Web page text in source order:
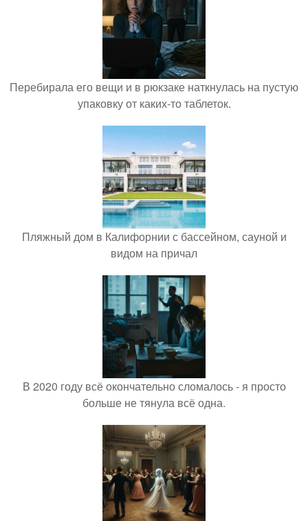
Перебирала его вещи и в рюкзаке наткнулась на пустую
упаковку от каких-то таблеток.
Пляжный дом в Калифорнии с бассейном, сауной и
видом на причал
В 2020 году всё окончательно сломалось - я просто
больше не тянула всё одна.